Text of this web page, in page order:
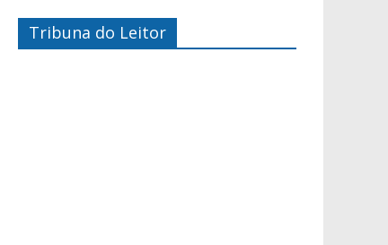
Tribuna do Leitor